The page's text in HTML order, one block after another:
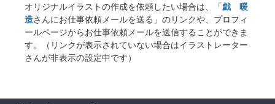
オリジナルイラストの作成を依頼したい場合は、「戯 暖
造さんにお仕事依頼メールを送る」のリンクや、プロフィ
ールページからお仕事依頼メールを送信することができま
す。（リンクが表示されていない場合はイラストレーター
さんが非表示の設定中です）